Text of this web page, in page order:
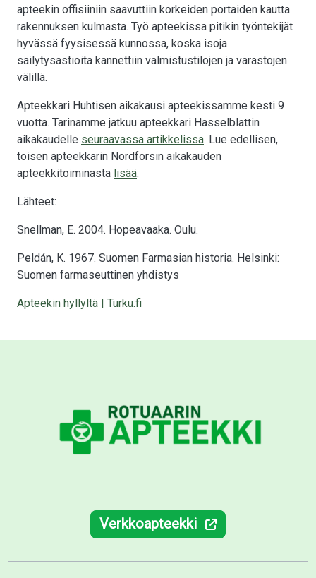
apteekin offisiiniin saavuttiin korkeiden portaiden kautta
rakennuksen kulmasta. Työ apteekissa pitikin työntekijät
hyvässä fyysisessä kunnossa, koska isoja
säilytysastioita kannettiin valmistustilojen ja varastojen
välillä.
Apteekkari Huhtisen aikakausi apteekissamme kesti 9
vuotta. Tarinamme jatkuu apteekkari Hasselblattin
aikakaudelle seuraavassa artikkelissa. Lue edellisen,
toisen apteekkarin Nordforsin aikakauden
apteekkitoiminasta lisää.
Lähteet:
Snellman, E. 2004. Hopeavaaka. Oulu.
Peldán, K. 1967. Suomen Farmasian historia. Helsinki:
Suomen farmaseuttinen yhdistys
Apteekin hyllyltä | Turku.fi
Verkkoapteekki